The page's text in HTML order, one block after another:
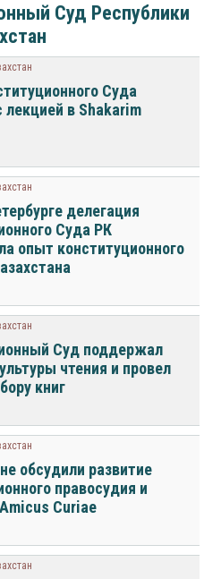
Суд Республики
Суда
лекцией в Shakarim
делегация
Суда РК
опыт конституционного
Суд поддержал
чтения и провел
книг
обсудили развитие
правосудия и
Curiae